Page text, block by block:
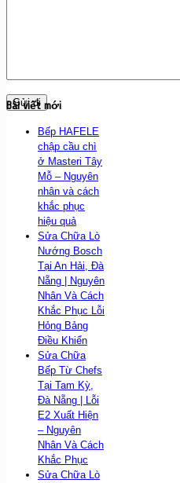
Bài viết mới
Bếp HAFELE
chập cầu chì
ở Masteri Tây
Mỗ – Nguyên
nhân và cách
khắc phục
hiệu quả
Sửa Chữa Lò
Nướng Bosch
Tại An Hải, Đà
Nẵng | Nguyên
Nhân Và Cách
Khắc Phục Lỗi
Hỏng Bảng
Điều Khiển
Sửa Chữa
Bếp Từ Chefs
Tại Tam Kỳ,
Đà Nẵng | Lỗi
E2 Xuất Hiện
– Nguyên
Nhân Và Cách
Khắc Phục
Sửa Chữa Lò